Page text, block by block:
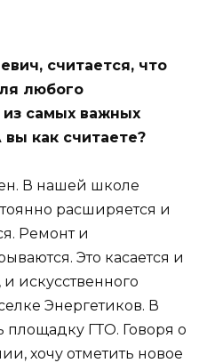
считается, что
любого
самых важных
как считаете?
В нашей школе
расширяется и
Ремонт и
Это касается и
искусственного
Энергетиков. В
площадку ГТО. Говоря о
хочу отметить новое